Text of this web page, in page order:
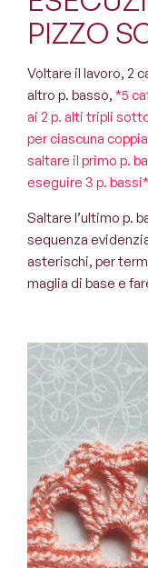
PIZZO
Voltare il lavoro, 2
altro p. basso, *5
ai 2 p. alti tripli
per ciascuna
saltare il primo p.
eseguire 3 p. bassi*
Saltare l’ultimo p.
sequenza
asterischi, per
maglia di base e